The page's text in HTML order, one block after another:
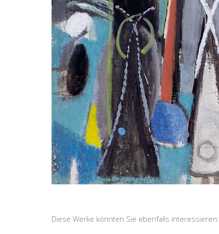
Diese Werke könnten Sie ebenfalls interessieren: